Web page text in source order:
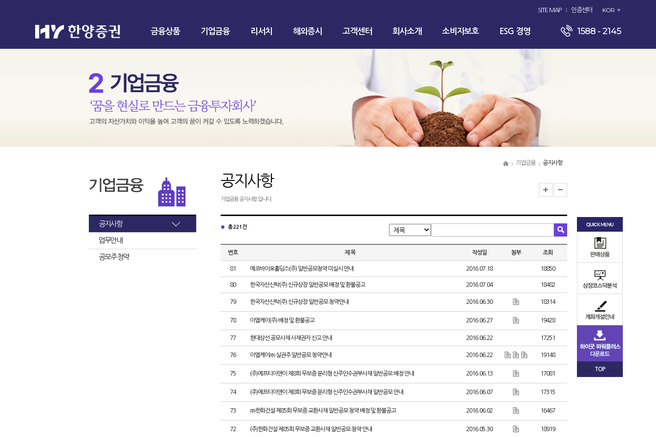
SITE MAP 인증센터 KOR
금융상품 기업금융 리서치 해외증시 고객센터 회사소개 소비자보호 ESG 경영 1588 - 2145
기업금융 공지사항
공지사항
업무안내
공모주 청약
공지사항
기업금융 공지사항 입니다.
총 221건
번호 제 목 작성일 첨부 조회
81 에코바이오홀딩스(주) 일반공모청약 미실시 안내 2016.07.18 18850
80 한국자산신탁(주) 신규상장 일반공모 배정 및 환불공고 2016.07.04 18482
79 한국자산신탁(주) 신규상장 일반공모 청약안내 2016.06.30 18314
78 이엘케이(주) 배정 및 환불공고 2016.06.27 19428
77 현대상선 공모사채 사채권자 신고 안내 2016.06.22 17251
76 이엘케이㈜ 실권주 일반공모 청약안내 2016.06.22 19148
75 (주)에프티이앤이 제8회 무보증 분리형 신주인수권부사채 일반공모 배정 안내 2016.06.13 17081
74 (주)에프티이앤이 제8회 무보증 분리형 신주인수권부사채 일반공모 안내 2016.06.07 17315
73 ㈜한화건설 제85회 무보증 교환사채 일반공모 청약 배정 및 환불공고 2016.06.02 16467
72 (주)한화건설 제85회 무보증 교환사채 일반공모 청약 안내 2016.05.30 18919
TOP